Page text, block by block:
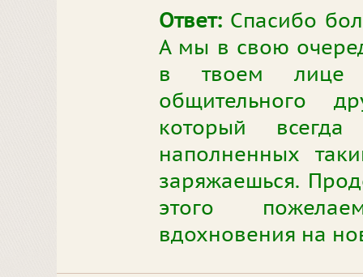
Ответ: Спасибо
А мы в свою
в твоем лице
общительного
который
наполненных
заряжаешься.
этого
вдохновения на